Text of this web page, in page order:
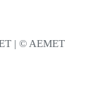
| © AEMET